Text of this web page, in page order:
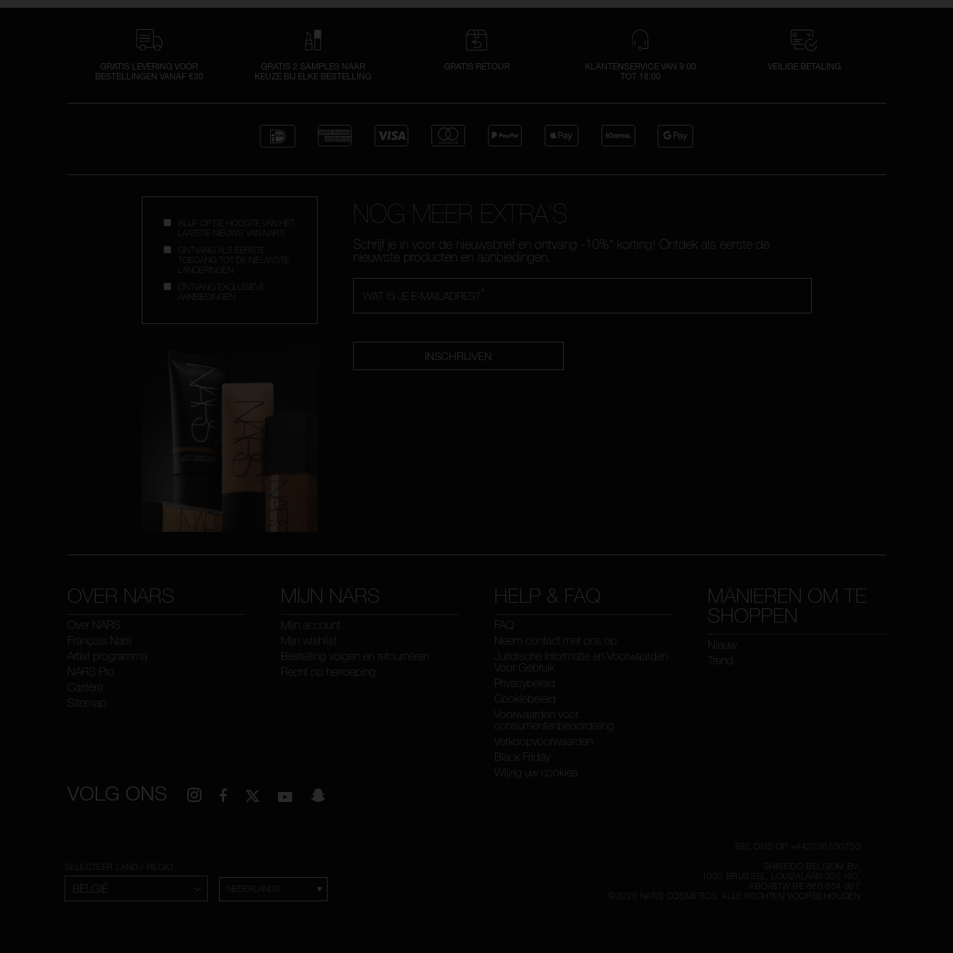
Nci
GRATIS LEVERING VOOR
BESTELLINGEN VANAF €30
GRATIS 2 SAMPLES NAAR
KEUZE BIJ ELKE BESTELLING
GRATIS RETOUR
KLANTENSERVICE VAN 9:00
TOT 18:00
VEILIGE BETALING
BLIJF OP DE HOOGTE VAN HET
LAATSTE NIEUWS VAN NARS
ONTVANG ALS EERSTE
TOEGANG TOT DE NIEUWSTE
LANCERINGEN
ONTVANG EXCLUSIEVE
AANBIEDINGEN
NOG MEER EXTRA'S
Schrijf je in voor de nieuwsbrief en ontvang -10%* korting! Ontdek als eerste de
nieuwste producten en aanbiedingen.
*
WAT IS JE E-MAILADRES?
INSCHRIJVEN
OVER NARS
Over NARS
François Nars
Artist programma
NARS Pro
Carrière
Sitemap
MIJN NARS
Mijn account
Mijn wishlist
Bestelling volgen en retourneren
Recht op herroeping
HELP & FAQ
FAQ
Neem contact met ons op
Juridische Informatie en Voorwaarden
Voor Gebruik
Privacybeleid
Cookiebeleid
Voorwaarden voor
consumentenbeoordeling
Verkoopvoorwaarden
Black Friday
Wijzig uw cookies
MANIEREN OM TE
SHOPPEN
Nieuw
Trend
VOLG ONS
SELECTEER LAND / REGIO
BEL ONS OP +442038100750
SHISEIDO BELGIUM BV,
1050 BRUSSEL, LOUIZALAAN 326 /60,
KBO/BTW BE 860 654 967
NARS COSMETICS. ALLE RECHTEN VOORBEHOUDEN